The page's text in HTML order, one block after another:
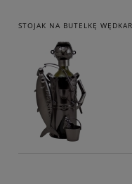
STOJAK NA BUTELKĘ